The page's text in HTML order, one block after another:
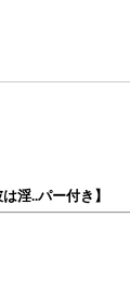
淫..パー付き】